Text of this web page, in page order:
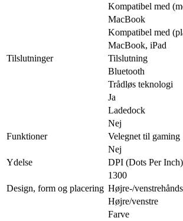
Kompatibel med
MacBook
Kompatibel med
MacBook, iPad
Tilslutninger
Tilslutning
Bluetooth
Trådløs teknologi
Ja
Ladedock
Nej
Funktioner
Velegnet til gaming
Nej
Ydelse
DPI (Dots Per Inch)
1300
Design, form og placering Højre-/
Højre/venstre
Farve